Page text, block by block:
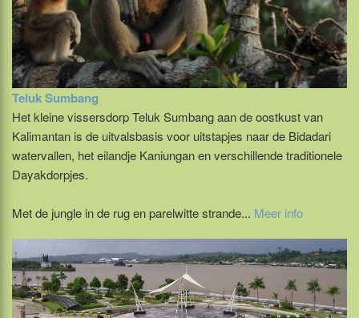
Teluk Sumbang
Het kleine vissersdorp Teluk Sumbang aan de oostkust van
Kalimantan is de uitvalsbasis voor uitstapjes naar de Bidadari
watervallen, het eilandje Kaniungan en verschillende traditionele
Dayakdorpjes.
Met de jungle in de rug en parelwitte strande... Meer info